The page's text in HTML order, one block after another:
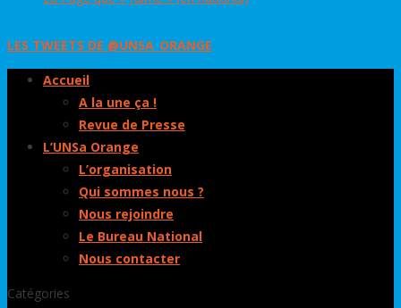
LES TWEETS DE @UNSA_ORANGE
Accueil
A la une ça !
Revue de Presse
L’UNSa Orange
L’organisation
Qui sommes nous ?
Nous rejoindre
Le Bureau National
Nous contacter
Catégories